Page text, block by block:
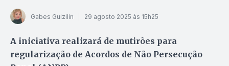
Gabes Guizilin 29 agosto 2025 às 15h25
A iniciativa realizará de mutirões para
regularização de Acordos de Não Persecução